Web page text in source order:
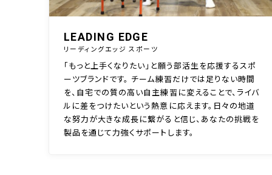
LEADING EDGE
リーディングエッジ スポーツ
「もっと上手くなりたい」と願う部活生を応援するスポ
ーツブランドです。 チーム練習だけでは足りない時間
を、自宅での質の高い自主練習に変えることで、ライバ
ルに差をつけたいという熱意に応えます。日々の地道
な努力が大きな成長に繋がると信じ、あなたの挑戦を
製品を通じて力強くサポートします。